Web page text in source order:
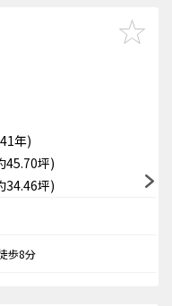
年)
45.70坪)
34.46坪)
歩8分